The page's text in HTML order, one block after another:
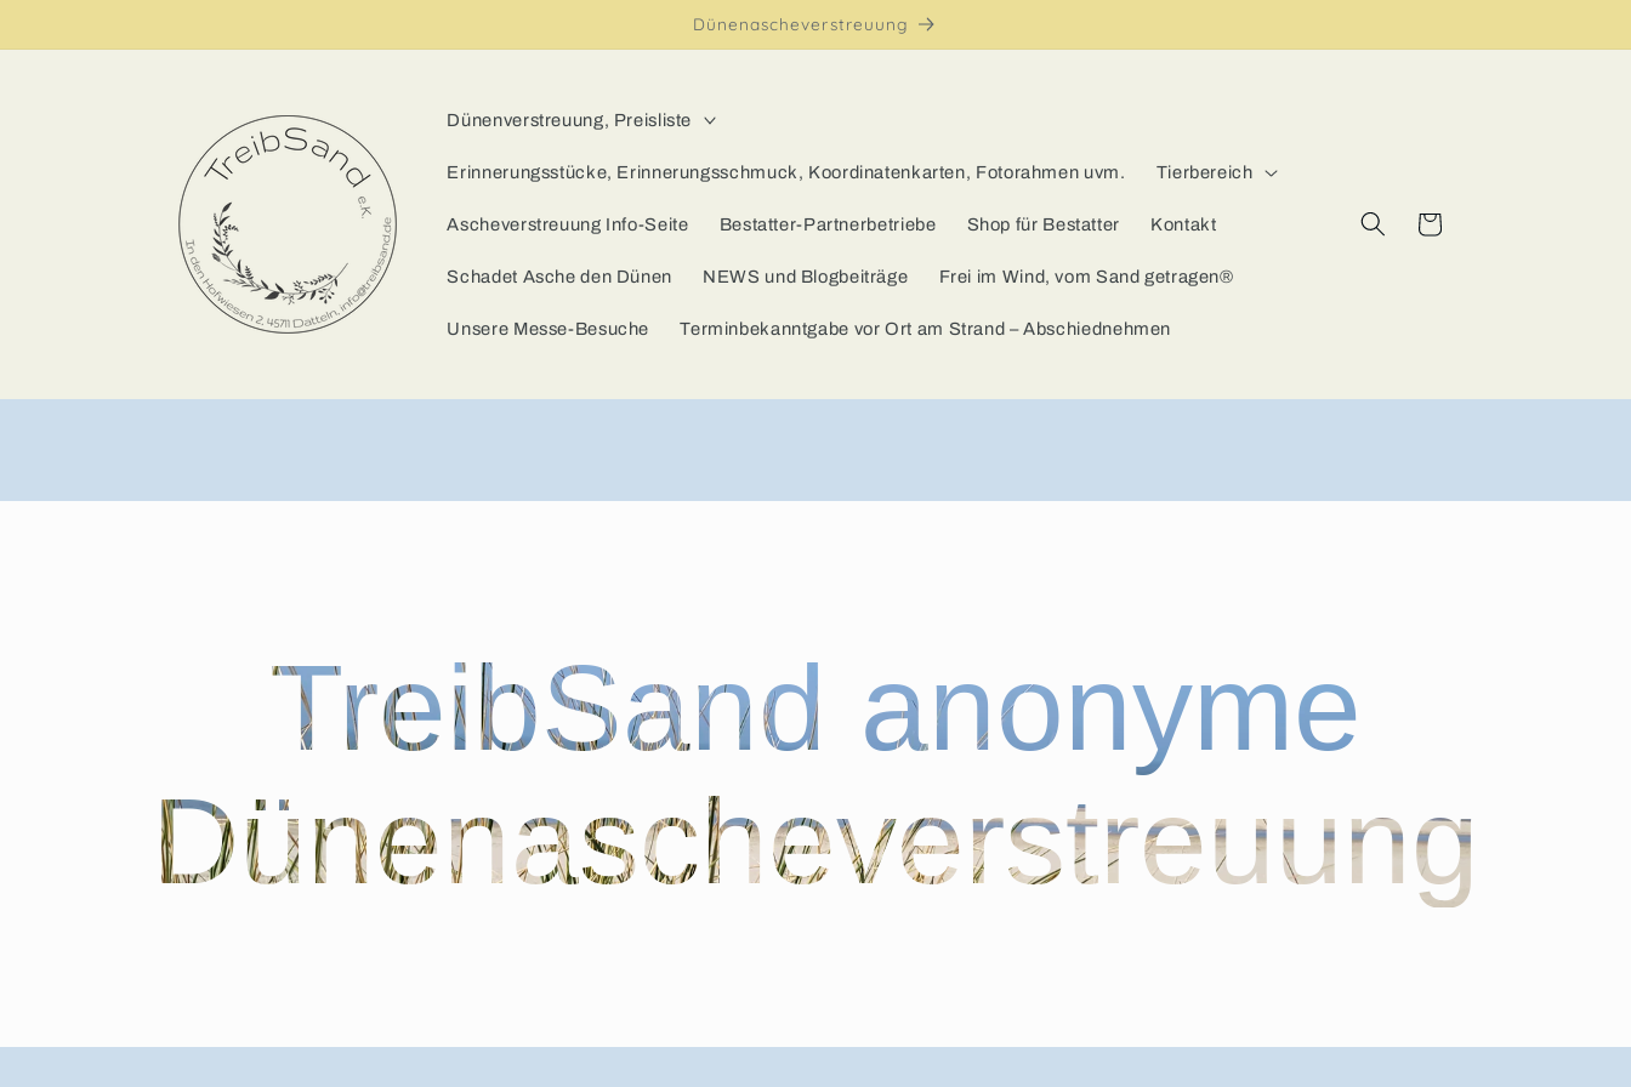
Dünenascheverstreuung
Dünenverstreuung, Preisliste
Erinnerungsstücke, Erinnerungsschmuck, Koordinatenkarten, Fotorahmen uvm. Tierbereich
Ascheverstreuung Info-Seite Bestatter-Partnerbetriebe Shop für Bestatter Kontakt
Schadet Asche den Dünen NEWS und Blogbeiträge Frei im Wind, vom Sand getragen®
Unsere Messe-Besuche Terminbekanntgabe vor Ort am Strand – Abschiednehmen
Warenkorb
TreibSand anonyme
Dünenascheverstreuung